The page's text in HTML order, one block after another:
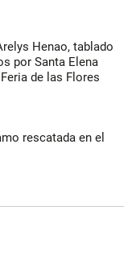
Henao, tablado
por Santa Elena
de las Flores
rescatada en el